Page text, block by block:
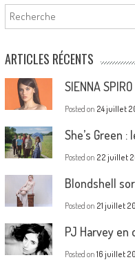
Rechercher
ARTICLES RÉCENTS
SIENNA
Posted on 24 juillet
She’s Green
Posted on 22 juillet
Blondshell
Posted on 21 juillet
PJ Harvey en
Posted on 16 juillet